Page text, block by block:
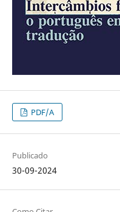
PDF/A
Publicado
30-09-2024